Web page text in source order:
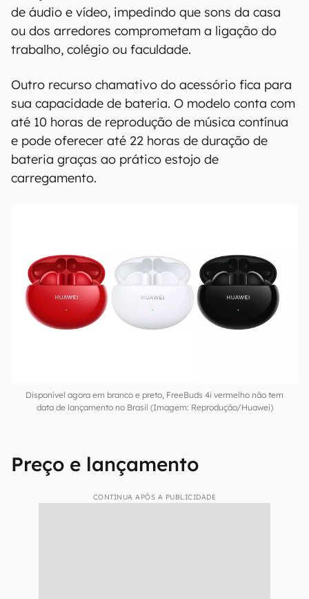
de áudio e vídeo, impedindo que sons da casa
ou dos arredores comprometam a ligação do
trabalho, colégio ou faculdade.
Outro recurso chamativo do acessório fica para
sua capacidade de bateria. O modelo conta com
até 10 horas de reprodução de música contínua
e pode oferecer até 22 horas de duração de
bateria graças ao prático estojo de
carregamento.
Disponível agora em branco e preto, FreeBuds 4i vermelho não tem
data de lançamento no Brasil (Imagem: Reprodução/Huawei)
Preço e lançamento
CONTINUA APÓS A PUBLICIDADE